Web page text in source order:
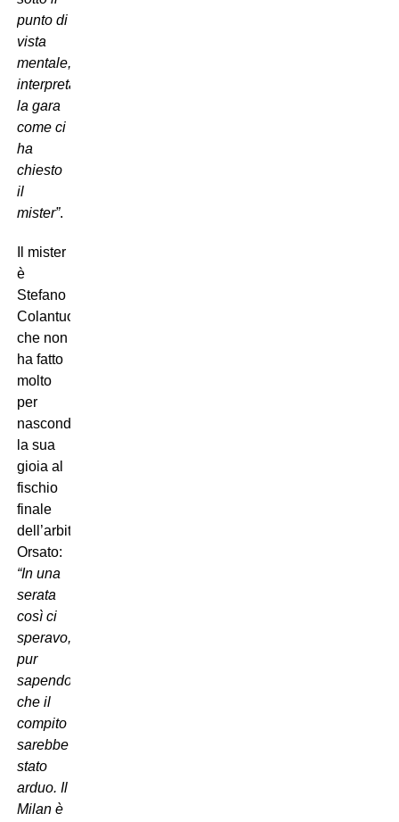
punto di
vista
mentale,
interpretando
la gara
come ci
ha
chiesto
il
mister”.
Il mister
è
Stefano
Colantuono,
che non
ha fatto
molto
per
nascondere
la sua
gioia al
fischio
finale
dell’arbitro
Orsato:
“In una
serata
così ci
speravo,
pur
sapendo
che il
compito
sarebbe
stato
arduo. Il
Milan è